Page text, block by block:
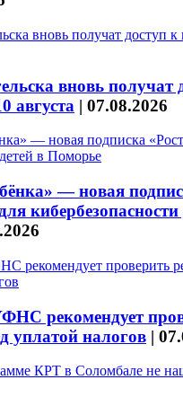
вновь получат
августа | 07.08.2026
— новая
кибербезопасности
рекомендует
уплатой налогов |